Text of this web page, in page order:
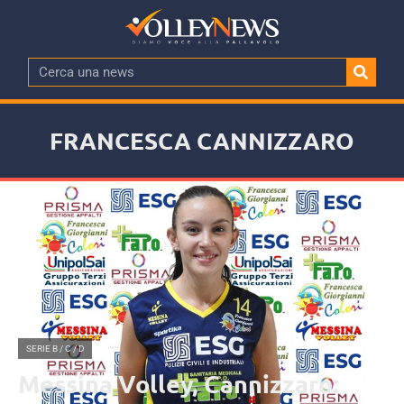
FRANCESCA CANNIZZARO
SERIE B / C / D
Messina Volley, Cannizzaro: